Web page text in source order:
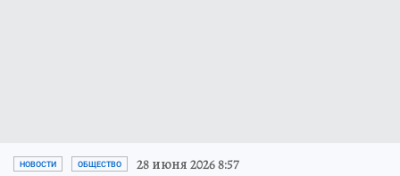
НОВОСТИ ОБЩЕСТВО 28 июня 2026 8:57